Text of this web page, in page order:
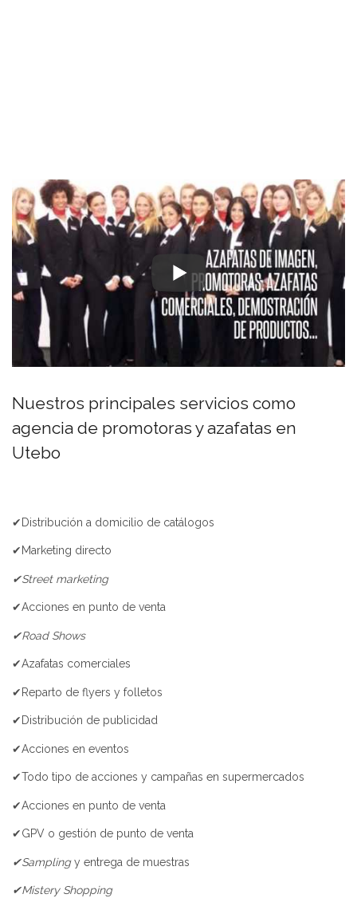
Nuestros principales servicios como
agencia de promotoras y azafatas en
Utebo
✔Distribución a domicilio de catálogos
✔Marketing directo
✔Street marketing
✔Acciones en punto de venta
✔Road Shows
✔Azafatas comerciales
✔Reparto de flyers y folletos
✔Distribución de publicidad
✔Acciones en eventos
✔Todo tipo de acciones y campañas en supermercados
✔Acciones en punto de venta
✔GPV o gestión de punto de venta
✔Samplingy entrega de muestras
✔Mistery Shopping